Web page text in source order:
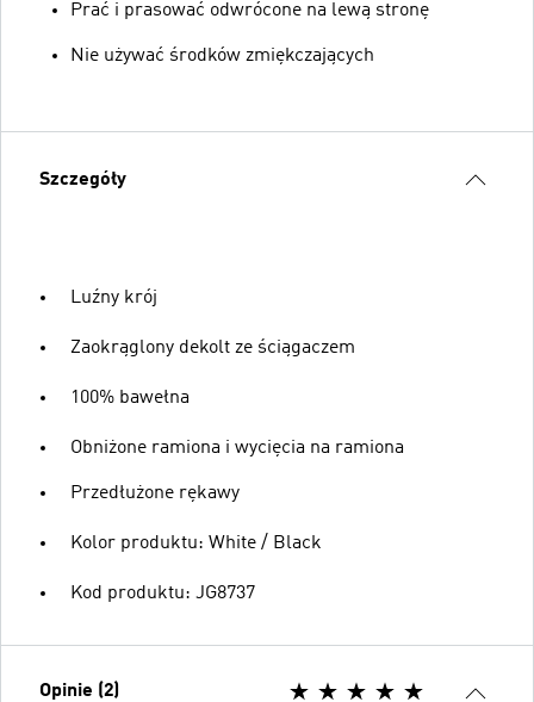
Prać i prasować odwrócone na lewą stronę
Nie używać środków zmiękczających
Szczegóły
Luźny krój
Zaokrąglony dekolt ze ściągaczem
100% bawełna
Obniżone ramiona i wycięcia na ramiona
Przedłużone rękawy
Kolor produktu: White / Black
Kod produktu: JG8737
Opinie (2)